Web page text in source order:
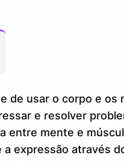
de usar o corpo e os
e resolver
entre mente e
expressão através